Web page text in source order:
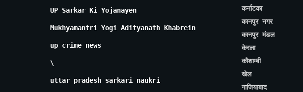
UP Sarkar Ki Yojanayen
Mukhyamantri Yogi Adityanath Khabrein
up crime news
\
uttar pradesh sarkari naukri
कर्नाटका
कानपुर नगर
कानपुर मंडल
केरला
कौशाम्बी
खेल
गाजियाबाद